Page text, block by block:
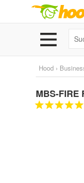
Hood ›
MBS-